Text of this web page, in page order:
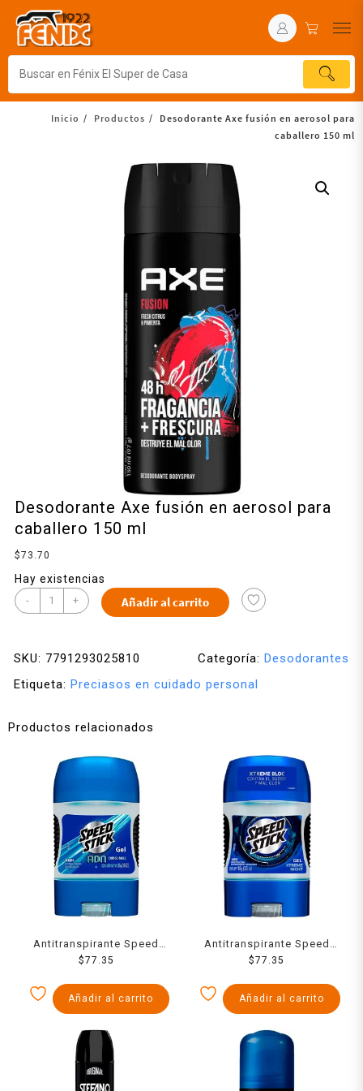
Inicio Productos
Desodorante Axe fusión en aerosol para
caballero 150 ml
Desodorante Axe fusión en aerosol para
caballero 150 ml
$73.70
Hay existencias
- + Añadir al carrito
SKU: 7791293025810 Categoría: Desodorantes
Etiqueta: Preciasos en cuidado personal
Productos relacionados
Antitranspirante Speed
Stick ADN original en gel
$77.35
Añadir al carrito
Antitranspirante Speed
Stick 24/7 xtreme night en
$77.35
Añadir al carrito